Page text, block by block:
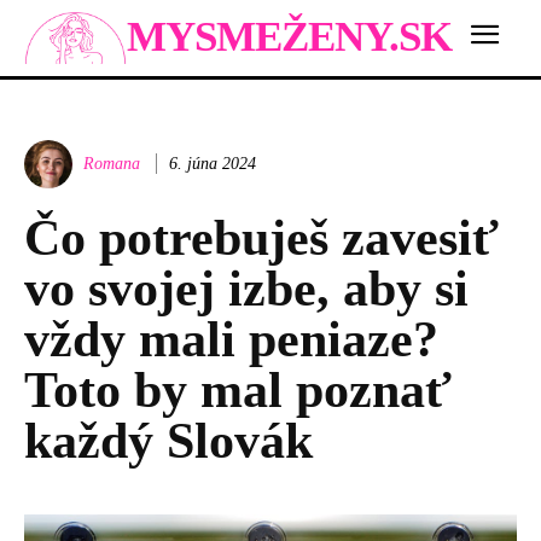
MYSMEŽENY.SK
Romana 6. júna 2024
Čo potrebuješ zavesiť
vo svojej izbe, aby si
vždy mali peniaze?
Toto by mal poznať
každý Slovák